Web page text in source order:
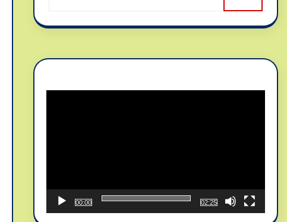
00:00 02:25